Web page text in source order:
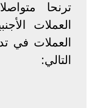
ترنحا
العملات
العملات في
التالي: